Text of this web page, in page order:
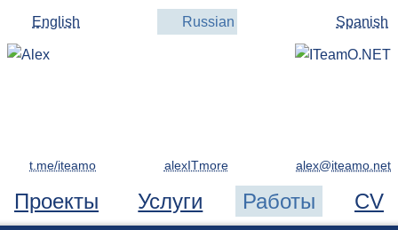
English Russian Spanish
Проекты Услуги Работы CV
t.me/iteamo alexITmore